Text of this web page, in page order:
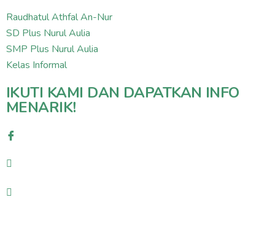
Raudhatul Athfal An-Nur
SD Plus Nurul Aulia
SMP Plus Nurul Aulia
Kelas Informal
IKUTI KAMI DAN DAPATKAN INFO
MENARIK!